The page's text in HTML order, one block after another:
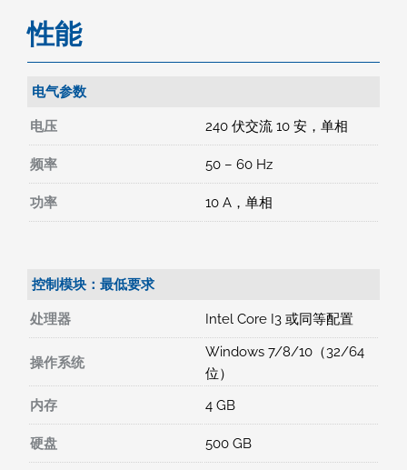
性能
电气参数
电压 240 伏交流 10 安，单相
频率 50 – 60 Hz
功率 10 A，单相
控制模块：最低要求
处理器 Intel Core I3 或同等配置
操作系统
Windows 7/8/10（32/64
位）
内存
4 GB
硬盘 500 GB